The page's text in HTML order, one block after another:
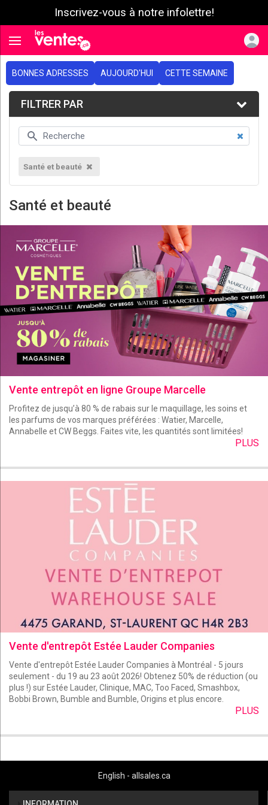
Inscrivez-vous à notre infolettre!
Toggle navigation
BONNES ADRESSES AUJOURD'HUI CETTE SEMAINE
FILTRER PAR
Santé et beauté
Santé et beauté
Vente entrepôt en ligne Groupe Marcelle
Profitez de jusqu’à 80 % de rabais sur le maquillage, les soins et
les parfums de vos marques préférées : Watier, Marcelle,
Annabelle et CW Beggs. Faites vite, les quantités sont limitées!
PLUS
Vente d'entrepôt Estée Lauder Companies
Vente d'entrepôt Estée Lauder Companies à Montréal - 5 jours
seulement - du 19 au 23 août 2026! Obtenez 50% de réduction (ou
plus !) sur Estée Lauder, Clinique, MAC, Too Faced, Smashbox,
Bobbi Brown, Bumble and Bumble, Origins et plus encore.
PLUS
English - allsales.ca